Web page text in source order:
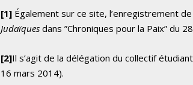
[1] Également sur ce site, l’enregistrement
Judaïques dans ”Chroniques pour la Paix” du
[2]Il s’agit de la délégation du collectif
16 mars 2014).